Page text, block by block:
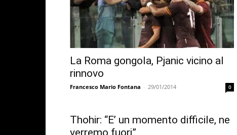
La Roma gongola, Pjanic vicino al
rinnovo
Francesco Mario Fontana - 29/01/2014 0
Thohir: “E’ un momento difficile, ne
verremo fuori”